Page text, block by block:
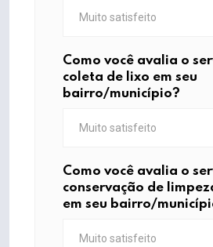
Como você avalia o
coleta de lixo em seu
bairro/município?
Como você avalia o
conservação de
em seu bairro/